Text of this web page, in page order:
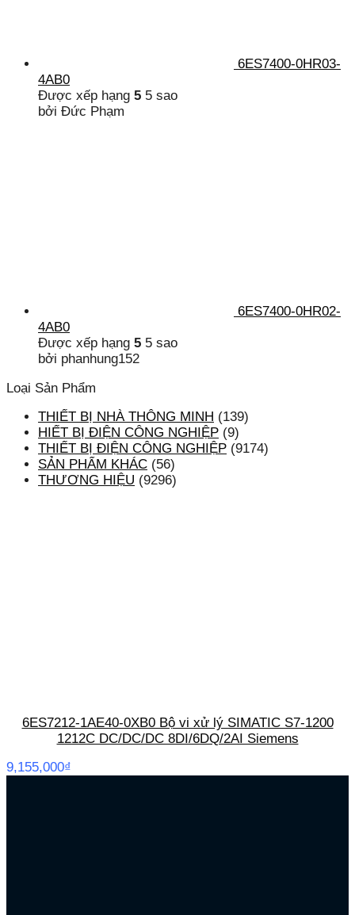
6ES7400-0HR03-
4AB0
Được xếp hạng 5 5 sao
bởi Đức Phạm
6ES7400-0HR02-
4AB0
Được xếp hạng 5 5 sao
bởi phanhung152
Loại Sản Phẩm
THIẾT BỊ NHÀ THÔNG MINH (139)
HIẾT BỊ ĐIỆN CÔNG NGHIỆP (9)
THIẾT BỊ ĐIỆN CÔNG NGHIỆP (9174)
SẢN PHẨM KHÁC (56)
THƯƠNG HIỆU (9296)
6ES7212-1AE40-0XB0 Bộ vi xử lý SIMATIC S7-1200
1212C DC/DC/DC 8DI/6DQ/2AI Siemens
9,155,000₫